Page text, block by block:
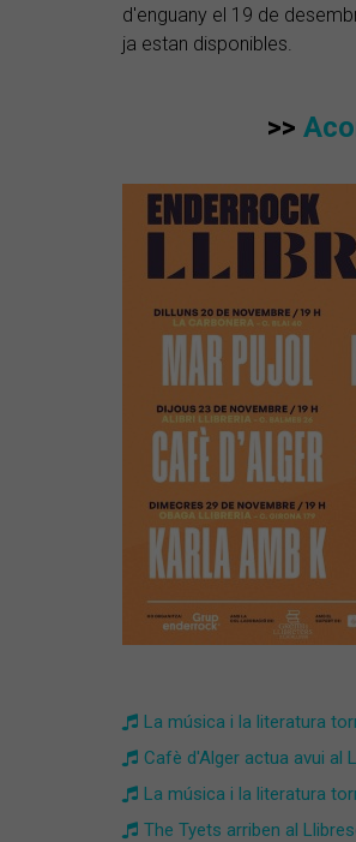
d'enguany el 19 de
ja estan disponibles.
>>
La música i la literatura
Cafè d'Alger actua avui al
La música i la literatura
The Tyets arriben al